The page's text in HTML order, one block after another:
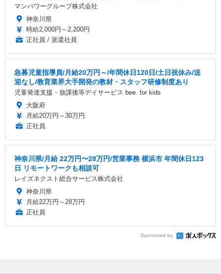
マンパワーグループ株式会社
神奈川県
時給2,000円～2,200円
正社員 / 派遣社員
急募児童指導員/月給20万円～/年間休日120日/土日祝休み/送
迎なし/教育業界大手開発の教材・スタッフ研修制度あり
児童発達支援・放課後等デイサービス bee. for kids
大阪府
月給20万円～30万円
正社員
神奈川県/月給 22万円〜28万円/営業事務 横浜市 年間休日123
日 リモートワークも相談可
レイズネクスト総合サービス株式会社
神奈川県
月給22万円～28万円
正社員
Sponsored by